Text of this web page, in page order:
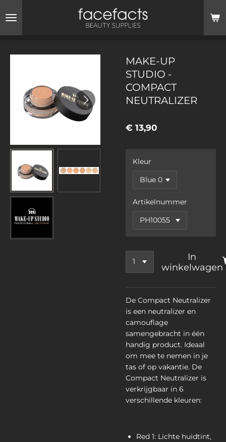
direct
hoofdinhoud
MAKE-UP
STUDIO -
COMPACT
NEUTRALIZER
€ 13,90
Kleur
Artikelnummer
In
winkelwagen
De Compact Neutralizer
is een neutralizer en
camouflage
samengebracht in één
handig product. Ideaal
om mee te nemen in je
tas of op vakantie. De
Compact Neutralizer is
verkrijgbaar in 6
verschillende kleuren:
Red 1: Lichte huidtint,